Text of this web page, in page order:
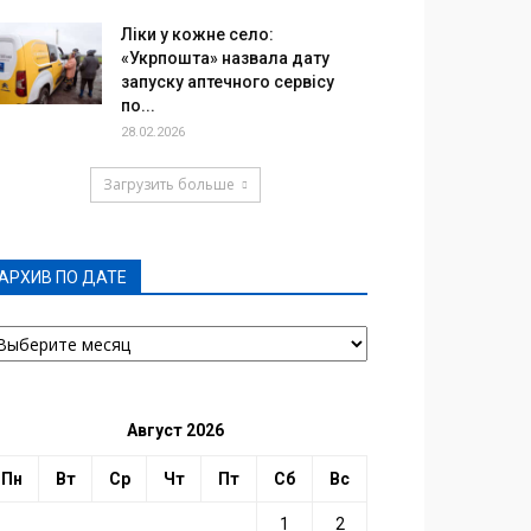
Ліки у кожне село:
«Укрпошта» назвала дату
запуску аптечного сервісу
по...
28.02.2026
Загрузить больше
ПО ДАТЕ
Август 2026
Пн Вт Ср Чт Пт Сб Вс
1 2